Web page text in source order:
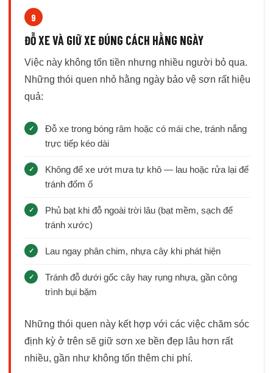
9
ĐỖ XE VÀ GIỮ XE ĐÚNG CÁCH HẰNG NGÀY
Việc này không tốn tiền nhưng nhiều người bỏ qua.
Những thói quen nhỏ hằng ngày bảo vệ sơn rất hiệu
quả:
Đỗ xe trong bóng râm hoặc có mái che, tránh nắng
trực tiếp kéo dài
Không để xe ướt mưa tự khô — lau hoặc rửa lại để
tránh đốm ố
Phủ bạt khi đỗ ngoài trời lâu (bạt mềm, sạch để
tránh xước)
Lau ngay phân chim, nhựa cây khi phát hiện
Tránh đỗ dưới gốc cây hay rụng nhựa, gần công
trình bụi bặm
Những thói quen này kết hợp với các việc chăm sóc
định kỳ ở trên sẽ giữ sơn xe bền đẹp lâu hơn rất
nhiều, gần như không tốn thêm chi phí.